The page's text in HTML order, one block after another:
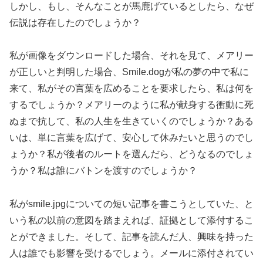
しかし、もし、そんなことが馬鹿げているとしたら、なぜ
伝説は存在したのでしょうか？
私が画像をダウンロードした場合、それを見て、メアリー
が正しいと判明した場合、Smile.dogが私の夢の中で私に
来て、私がその言葉を広めることを要求したら、私は何を
するでしょうか？メアリーのように私が献身する衝動に死
ぬまで抗して、私の人生を生きていくのでしょうか？ある
いは、単に言葉を広げて、安心して休みたいと思うのでし
ょうか？私が後者のルートを選んだら、どうなるのでしょ
うか？私は誰にバトンを渡すのでしょうか？
私がsmile.jpgについての短い記事を書こうとしていた、と
いう私の以前の意図を踏まえれば、証拠として添付するこ
とができました。そして、記事を読んだ人、興味を持った
人は誰でも影響を受けるでしょう。メールに添付されてい